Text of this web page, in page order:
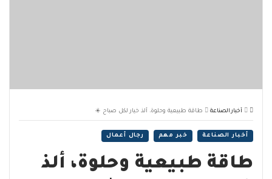
أخبار الصناعة طاقة طبيعية وحلوة، ألذ خيار لكل صباح ☀️
أخبار الصناعة خبر مهم رجال أعمال
طاقة طبيعية وحلوة، ألذ